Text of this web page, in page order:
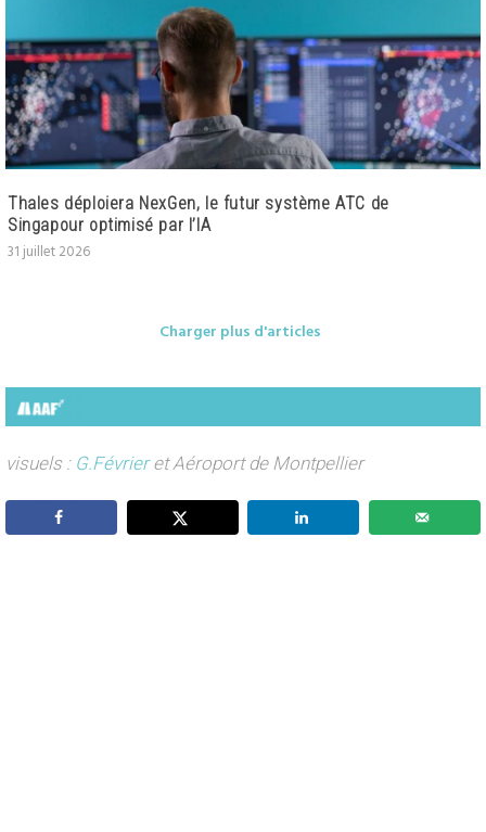
Thales déploiera NexGen, le futur système ATC de
Singapour optimisé par l’IA
31 juillet 2026
Charger plus d'articles
visuels : G.Févrieret Aéroport de Montpellier